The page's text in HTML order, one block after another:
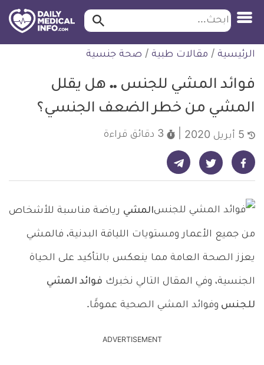
التخطي
للمحتوى
ابحث ابحث…
الرئيسية / مقالات طبية / صحة جنسية
فوائد المشي للجنس .. هل يقلل
المشي من خطر الضعف الجنسي؟
3 دقائق قراءة
شارك على فيسبوك - ديلي ميديكال انفو شارك على تويتر - ديلي ميديكال انفو شارك على تيليجرام - ديلي ميديكال انفو
المشي رياضة مناسبة للأشخاص
من جميع الأعمار ومستويات اللياقة البدنية، فالمشي
يعزز الصحة العامة مما ينعكس بالتأكيد على الحياة
الجنسية، وفي المقال التالي نخبرك فوائد المشي
للجنس وفوائد المشي الصحية عمومًَا.
ADVERTISEMENT